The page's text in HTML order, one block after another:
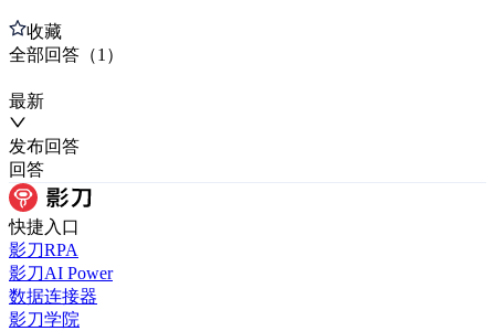
收藏
全部回答 （1 ）
最新
发布回答
回答
快捷入口
影刀RPA
影刀AI Power
数据连接器
影刀学院